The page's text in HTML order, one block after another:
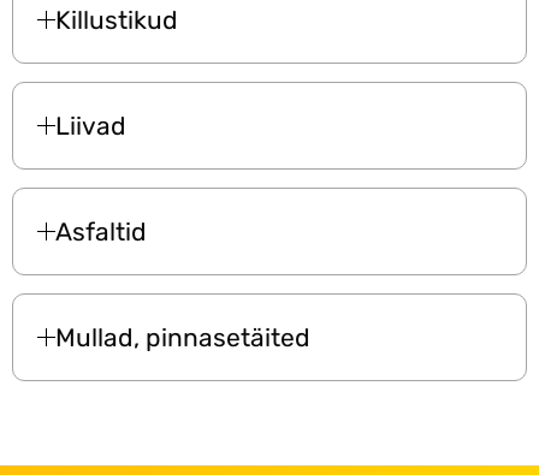
Killustikud
Liivad
Asfaltid
Mullad, pinnasetäited